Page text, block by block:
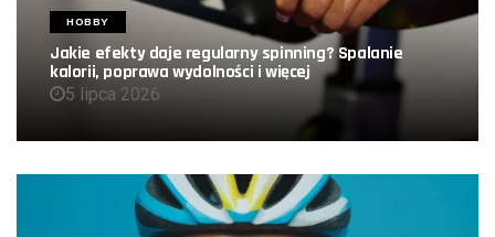
HOBBY
Jakie efekty daje regularny spinning? Spalanie
kalorii, poprawa wydolności i więcej
5 lipca 2026